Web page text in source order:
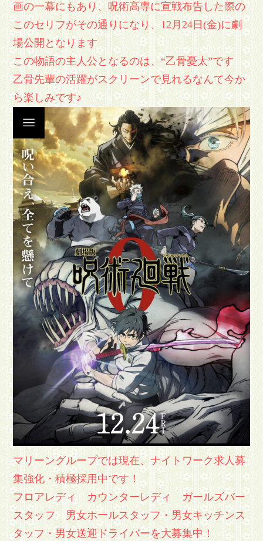
画の一幕にもあり、呪術高専に宣戦布告した際の
このセリフがその通りになり、12月24日(金)に劇
場公開となります
この物語の主人公となるのは、“乙骨憂太”です
乙骨先輩の活躍がスクリーンで見れるなんて今か
ら楽しみです♪
マリーングループでは現在、ナイトワーク求人募
集強化・積極採用中です！
フロアレディ カウンターレディ ガールズバー
スタッフ 男女ホールスタッフ・男女キッチンス
タッフ・男女送迎ドライバーを大募集中！